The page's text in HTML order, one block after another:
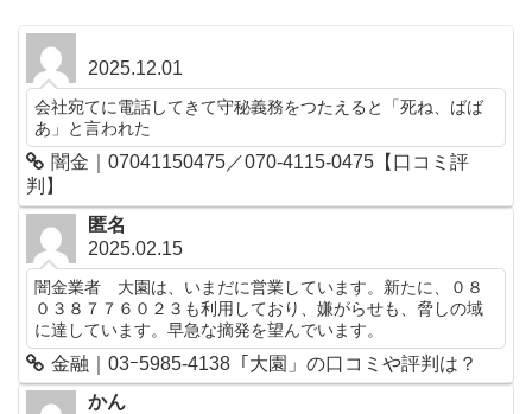
2025.12.01
会社宛てに電話してきて守秘義務をつたえると「死ね、ばば
あ」と言われた
闇金｜07041150475／070-4115-0475【口コミ評
判】
匿名
2025.02.15
闇金業者 大園は、いまだに営業しています。新たに、０８
０３８７７６０２３も利用しており、嫌がらせも、脅しの域
に達しています。早急な摘発を望んでいます。
金融｜03ｰ5985-4138「大園」の口コミや評判は？
かん